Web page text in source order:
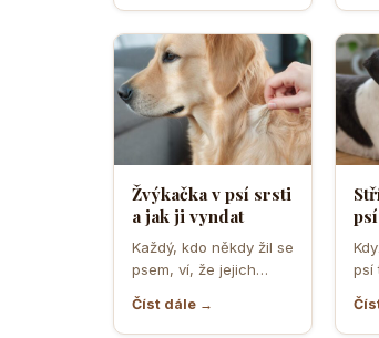
ušetřit čas,…
Žvýkačka v psí srsti
a jak ji vyndat
Každý, kdo někdy žil se
psem, ví, že jejich
zvědavost a touha
zkoumat svět…
Číst dále →
psí
jak